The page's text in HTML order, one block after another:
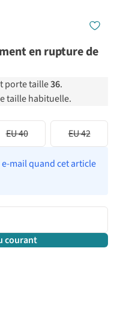
en rupture de
porte taille36.
taille habituelle.
EU 40 EU 42
mail quand cet article
courant